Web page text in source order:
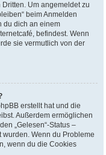
Um angemeldet zu
beim Anmelden
du dich an einem
befindest. Wenn
sie vermutlich von der
erstellt hat und die
Außerdem ermöglichen
„Gelesen“-Status –
Wenn du Probleme
wenn du die Cookies